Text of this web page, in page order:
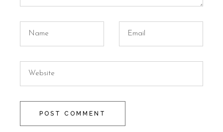
POST COMMENT